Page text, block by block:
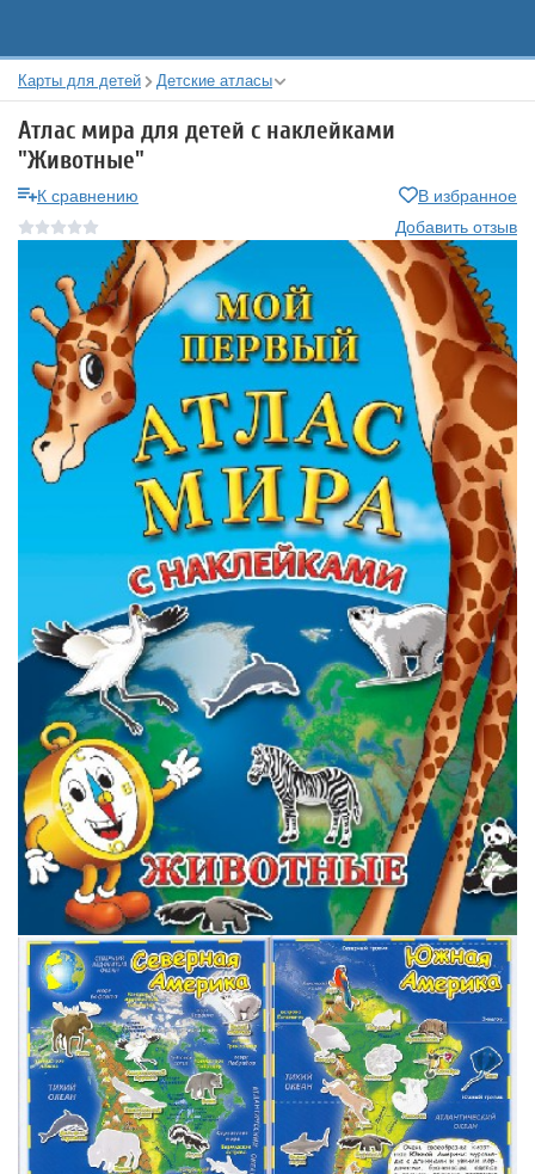
Карты для детей Детские атласы
Атлас мира для детей с наклейками
"Животные"
К сравнению
В избранное
Добавить отзыв